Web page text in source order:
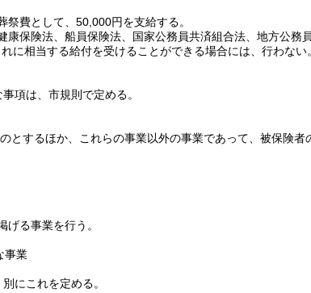
費として、50,000円を支給する。
保険法、船員保険法、国家公務員共済組合法、地方公務
に相当する給付を受けることができる場合には、行わない。
項は、市規則で定める。
とするほか、これらの事業以外の事業であって、被保険者
る事業を行う。
事業
にこれを定める。